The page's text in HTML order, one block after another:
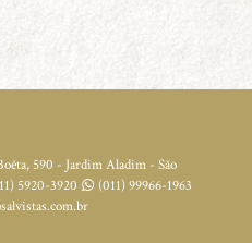
590 - Jardim Aladim - São
5920-3920
(011) 99966-1963